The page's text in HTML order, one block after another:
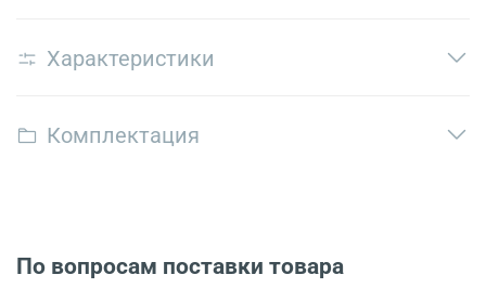
Характеристики
Комплектация
По вопросам поставки товара